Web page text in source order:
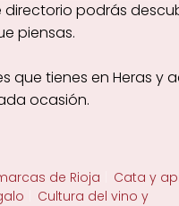
podrás
piensas.
que tienes en Heras
ocasión.
de Rioja
Cata y
Cultura del vino y